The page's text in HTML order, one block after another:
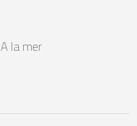
A la mer